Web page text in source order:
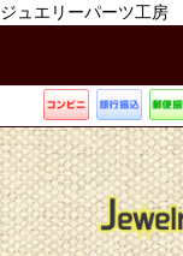
ジュエリーパーツ工房